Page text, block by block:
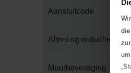
Aansluitcode
Afmeting ontluchter
Muurbevestiging